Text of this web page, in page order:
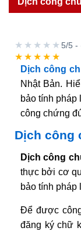
★★★★★
★★★★★
5/5 -
Dịch công
Nhật Bản.
bảo tính
công chứng
Dịch công
Dịch công
thực bởi cơ
bảo tính pháp
Để được
đăng ký chữ